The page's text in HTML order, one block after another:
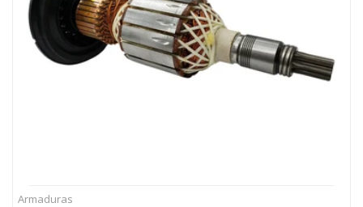
Armaduras